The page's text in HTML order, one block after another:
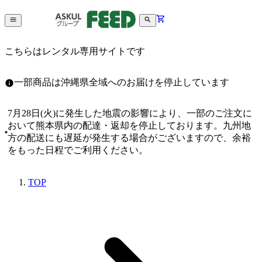
こちらはレンタル専用サイトです
一部商品は沖縄県全域へのお届けを停止しています
7月28日(火)に発生した地震の影響により、一部のご注文に
おいて熊本県内の配達・返却を停止しております。九州地
方の配送にも遅延が発生する場合がございますので、余裕
をもった日程でご利用ください。
TOP